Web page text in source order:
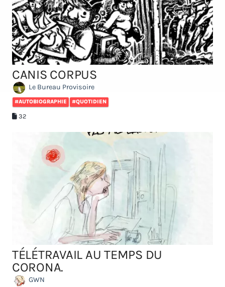
CANIS CORPUS
Le Bureau Provisoire
#AUTOBIOGRAPHIE #QUOTIDIEN
32
TÉLÉTRAVAIL AU TEMPS DU
CORONA.
GWN